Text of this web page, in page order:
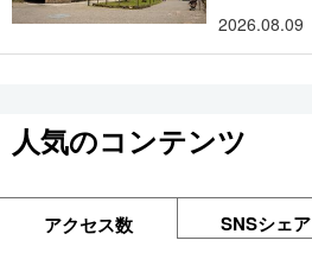
2026.08.09
人気のコンテンツ
アクセス数 SNSシェア